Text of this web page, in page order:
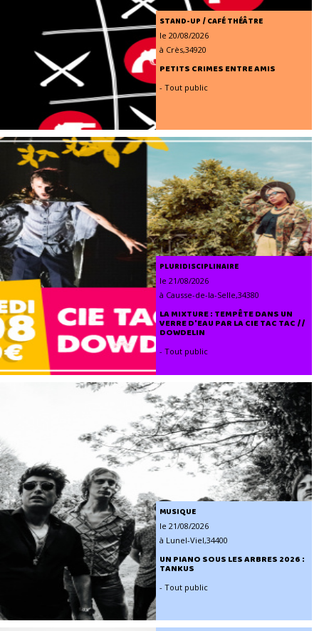
STAND-UP / CAFÉ THÉÂTRE
le 20/08/2026
à Crès,34920
PETITS CRIMES ENTRE AMIS
- Tout public
PLURIDISCIPLINAIRE
le 21/08/2026
à Causse-de-la-Selle,34380
LA MIXTURE : TEMPÊTE DANS UN
VERRE D'EAU PAR LA CIE TAC TAC //
DOWDELIN
- Tout public
MUSIQUE
le 21/08/2026
à Lunel-Viel,34400
UN PIANO SOUS LES ARBRES 2026 :
TANKUS
- Tout public